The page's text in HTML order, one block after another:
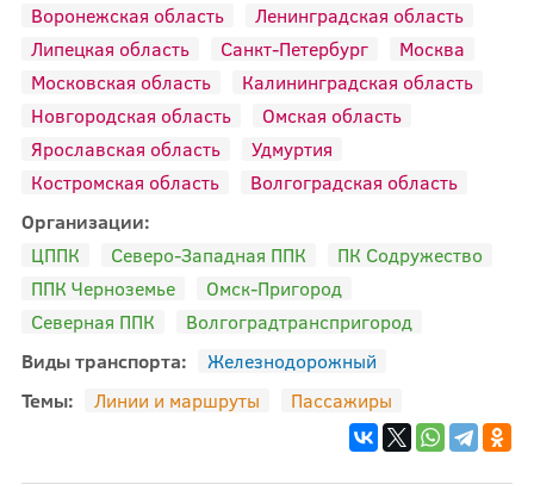
Воронежская область
Ленинградская область
Липецкая область
Санкт-Петербург
Москва
Московская область
Калининградская область
Новгородская область
Омская область
Ярославская область
Удмуртия
Костромская область
Волгоградская область
Организации:
ЦППК
Северо-Западная ППК
ПК Содружество
ППК Черноземье
Омск-Пригород
Северная ППК
Волгоградтранспригород
Виды транспорта:
Железнодорожный
Темы:
Линии и маршруты Пассажиры